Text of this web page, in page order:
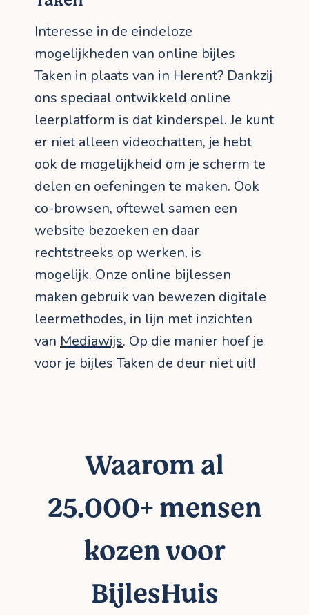
Interesse in de eindeloze
mogelijkheden van online bijles
Taken in plaats van in Herent? Dankzij
ons speciaal ontwikkeld online
leerplatform is dat kinderspel. Je kunt
er niet alleen videochatten, je hebt
ook de mogelijkheid om je scherm te
delen en oefeningen te maken. Ook
co-browsen, oftewel samen een
website bezoeken en daar
rechtstreeks op werken, is
mogelijk. Onze online bijlessen
maken gebruik van bewezen digitale
leermethodes, in lijn met inzichten
van Mediawijs. Op die manier hoef je
voor je bijles Taken de deur niet uit!
Waarom al
25.000+ mensen
kozen voor
BijlesHuis